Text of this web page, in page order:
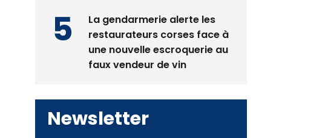
La gendarmerie alerte les
restaurateurs corses face à
une nouvelle escroquerie au
faux vendeur de vin
Newsletter